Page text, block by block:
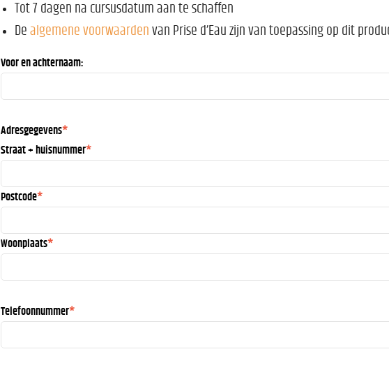
Tot 7 dagen na cursusdatum aan te schaffen
De algemene voorwaarden van Prise d’Eau zijn van toepassing op dit
Voor en achternaam:
Adresgegevens*
Straat + huisnummer
Postcode
Woonplaats
Telefoonnummer*